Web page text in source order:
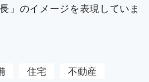
」のイメージを表現していま
住宅 不動産